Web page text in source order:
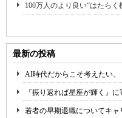
100万人のより良い“はたらく
最新の投稿
AI時代だからこそ考えたい
『振り返れば星座が輝く』
若者の早期退職についてキ